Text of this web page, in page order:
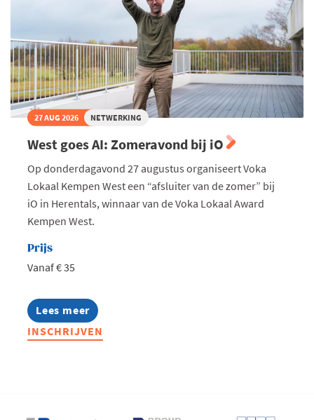
27 AUG 2026 NETWERKING
West goes AI: Zomeravond bij iO
Op donderdagavond 27 augustus organiseert Voka
Lokaal Kempen West een “afsluiter van de zomer” bij
iO in Herentals, winnaar van de Voka Lokaal Award
Kempen West.
Prijs
Vanaf € 35
Lees meer
about
West
goes
INSCHRIJVEN